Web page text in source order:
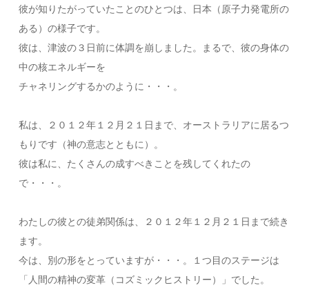
彼が知りたがっていたことのひとつは、日本（原子力発電所の
ある）の様子です。
彼は、津波の３日前に体調を崩しました。まるで、彼の身体の
中の核エネルギーを
チャネリングするかのように・・・。
私は、２０１２年１２月２１日まで、オーストラリアに居るつ
もりです（神の意志とともに）。
彼は私に、たくさんの成すべきことを残してくれたの
で・・・。
わたしの彼との徒弟関係は、２０１２年１２月２１日まで続き
ます。
今は、別の形をとっていますが・・・。１つ目のステージは
「人間の精神の変革（コズミックヒストリー）」でした。